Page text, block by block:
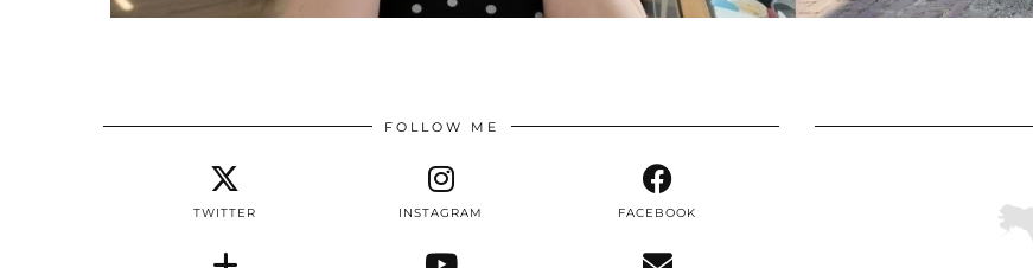
FOLLOW ME
TWITTER INSTAGRAM FACEBOOK